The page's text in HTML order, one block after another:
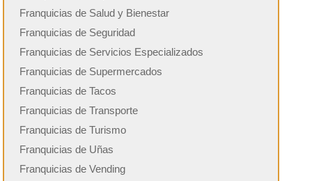
Franquicias de Salud y Bienestar
Franquicias de Seguridad
Franquicias de Servicios Especializados
Franquicias de Supermercados
Franquicias de Tacos
Franquicias de Transporte
Franquicias de Turismo
Franquicias de Uñas
Franquicias de Vending